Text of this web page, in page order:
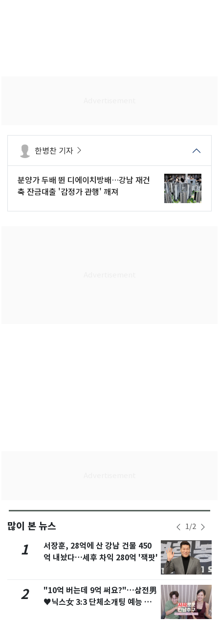
한병찬 기자
분양가 두배 뛴 디에이치방배…강남 재건
축 잔금대출 '감정가 관행' 깨져
많이 본 뉴스 1/2
1
서장훈, 28억에 산 강남 건물 450
억 내놨다…세후 차익 280억 '잭팟'
2
"10억 버는데 9억 써요?"…삼전男
♥닉스女 3:3 단체소개팅 예능 화